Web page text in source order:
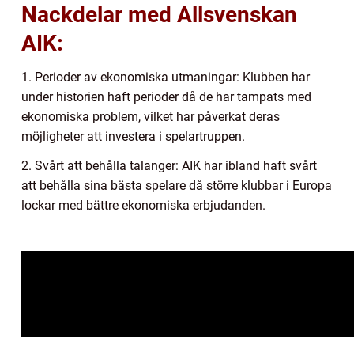
Nackdelar med Allsvenskan
AIK:
1. Perioder av ekonomiska utmaningar: Klubben har
under historien haft perioder då de har tampats med
ekonomiska problem, vilket har påverkat deras
möjligheter att investera i spelartruppen.
2. Svårt att behålla talanger: AIK har ibland haft svårt
att behålla sina bästa spelare då större klubbar i Europa
lockar med bättre ekonomiska erbjudanden.